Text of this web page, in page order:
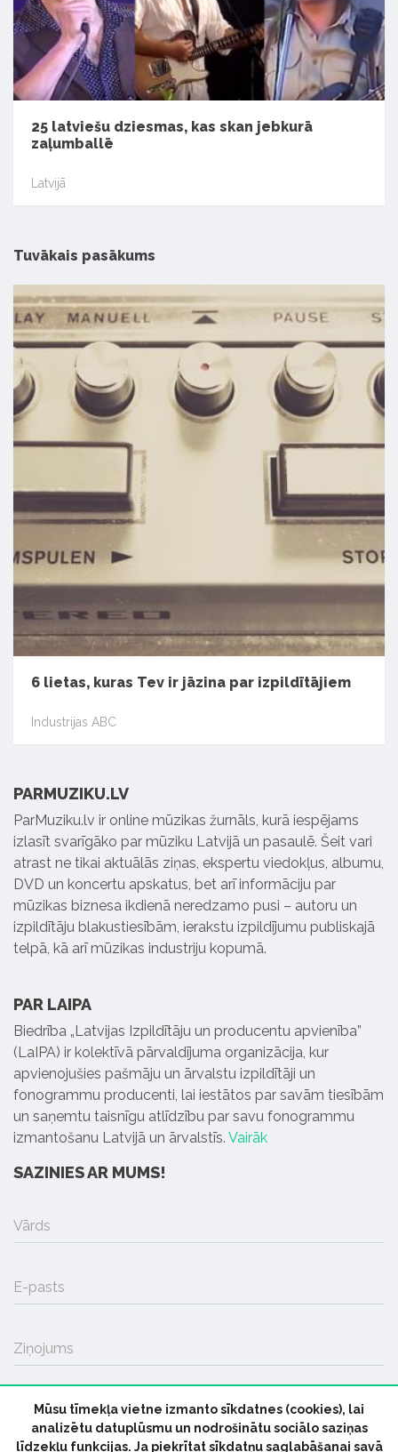
25 latviešu dziesmas, kas skan jebkurā
zaļumballē
Latvijā
Tuvākais pasākums
6 lietas, kuras Tev ir jāzina par izpildītājiem
Industrijas ABC
PARMUZIKU.LV
ParMuziku.lv ir online mūzikas žurnāls, kurā iespējams
izlasīt svarīgāko par mūziku Latvijā un pasaulē. Šeit vari
atrast ne tikai aktuālās ziņas, ekspertu viedokļus, albumu,
DVD un koncertu apskatus, bet arī informāciju par
mūzikas biznesa ikdienā neredzamo pusi – autoru un
izpildītāju blakustiesībām, ierakstu izpildījumu publiskajā
telpā, kā arī mūzikas industriju kopumā.
PAR LAIPA
Biedrība „Latvijas Izpildītāju un producentu apvienība”
(LaIPA) ir kolektīvā pārvaldījuma organizācija, kur
apvienojušies pašmāju un ārvalstu izpildītāji un
fonogrammu producenti, lai iestātos par savām tiesībām
un saņemtu taisnīgu atlīdzību par savu fonogrammu
izmantošanu Latvijā un ārvalstīs. Vairāk
SAZINIES AR MUMS!
Vārds
E-pasts
Ziņojums
SŪTĪT
Mūsu tīmekļa vietne izmanto sīkdatnes (cookies), lai
analizētu datuplūsmu un nodrošinātu sociālo saziņas
līdzekļu funkcijas. Ja piekrītat sīkdatņu saglabāšanai savā